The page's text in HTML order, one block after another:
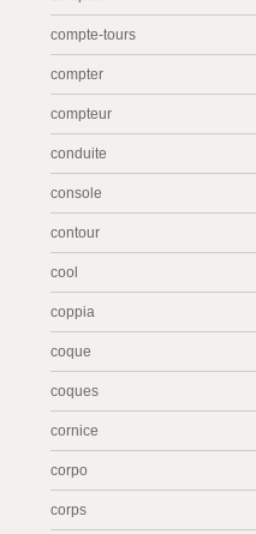
compte-tours
compter
compteur
conduite
console
contour
cool
coppia
coque
coques
cornice
corpo
corps